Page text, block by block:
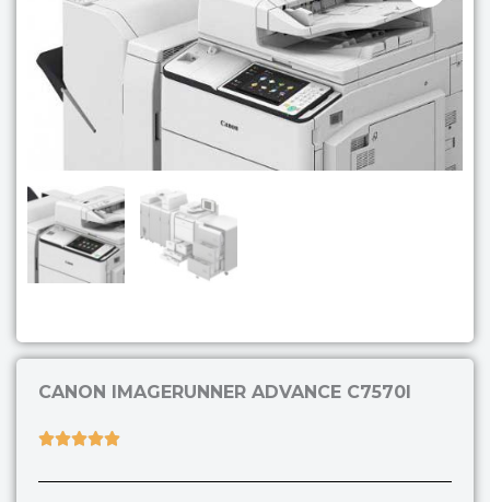
CANON IMAGERUNNER ADVANCE C7570I
Rated